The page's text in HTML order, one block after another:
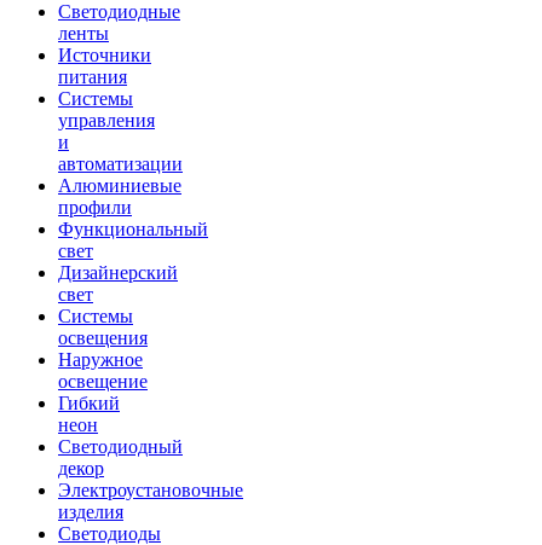
Светодиодные
ленты
Источники
питания
Системы
управления
и
автоматизации
Алюминиевые
профили
Функциональный
свет
Дизайнерский
свет
Системы
освещения
Наружное
освещение
Гибкий
неон
Светодиодный
декор
Электроустановочные
изделия
Светодиоды